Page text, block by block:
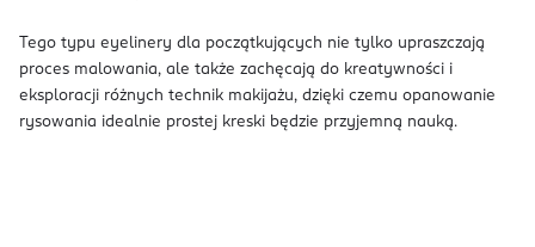
Tego typu eyelinery dla początkujących nie tylko upraszczają
proces malowania, ale także zachęcają do kreatywności i
eksploracji różnych technik makijażu, dzięki czemu opanowanie
rysowania idealnie prostej kreski będzie przyjemną nauką.